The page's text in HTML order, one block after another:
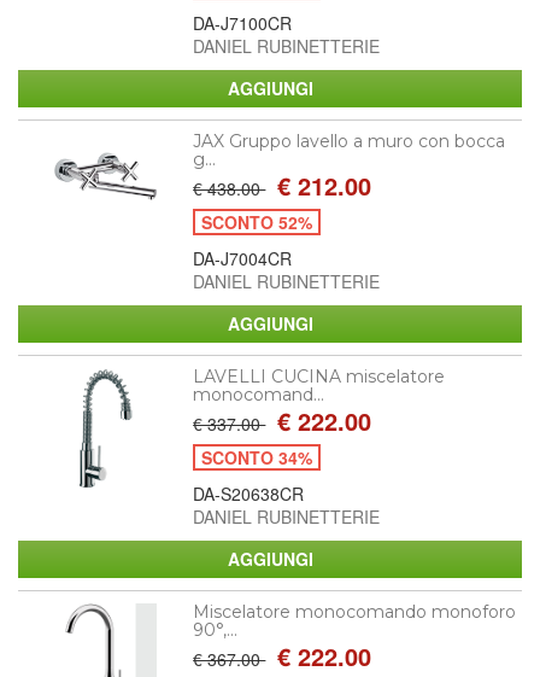
DA-J7100CR
DANIEL RUBINETTERIE
JAX Gruppo lavello a muro con bocca
g...
€ 438.00 € 212.00
SCONTO 52%
DA-J7004CR
DANIEL RUBINETTERIE
LAVELLI CUCINA miscelatore
monocomand...
€ 337.00 € 222.00
SCONTO 34%
DA-S20638CR
DANIEL RUBINETTERIE
Miscelatore monocomando monoforo
90°,...
€ 367.00 € 222.00